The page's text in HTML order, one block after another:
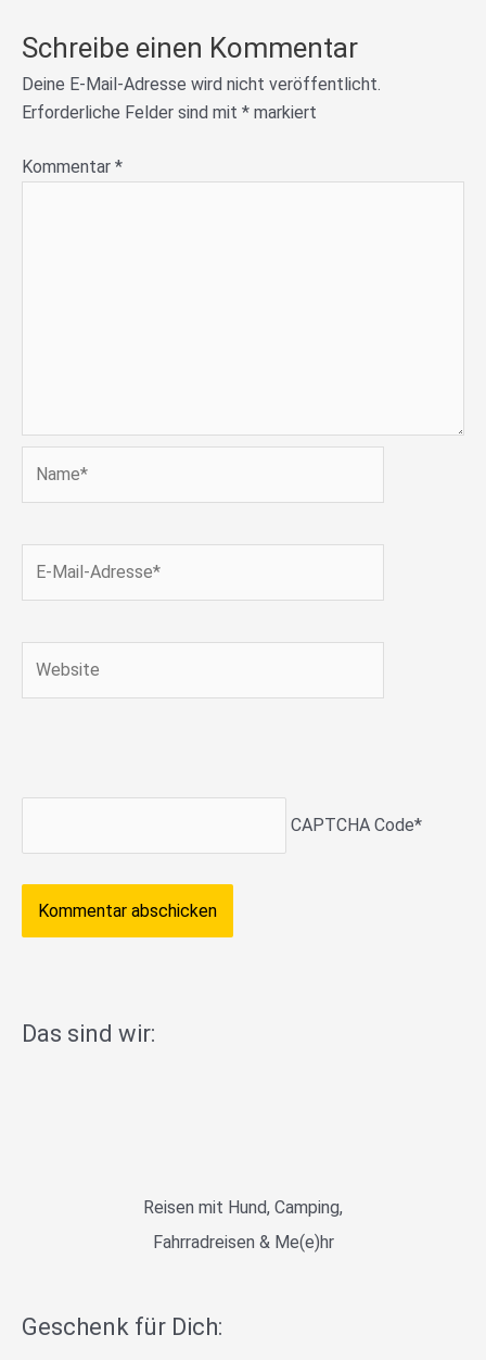
Schreibe einen Kommentar
Deine E-Mail-Adresse wird nicht veröffentlicht.
Erforderliche Felder sind mit * markiert
Kommentar *
Mail-
CAPTCHA Code*
Das sind wir:
Reisen mit Hund, Camping,
Fahrradreisen & Me(e)hr
Geschenk für Dich: